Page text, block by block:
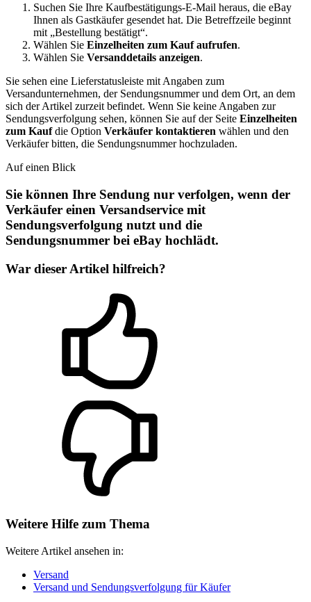
Suchen Sie Ihre Kaufbestätigungs-E-Mail heraus, die eBay
Ihnen als Gastkäufer gesendet hat. Die Betreffzeile beginnt
mit „Bestellung bestätigt“.
Wählen Sie Einzelheiten zum Kauf aufrufen.
Wählen Sie Versanddetails anzeigen.
Sie sehen eine Lieferstatusleiste mit Angaben zum
Versandunternehmen, der Sendungsnummer und dem Ort, an dem
sich der Artikel zurzeit befindet. Wenn Sie keine Angaben zur
Sendungsverfolgung sehen, können Sie auf der Seite Einzelheiten
zum Kaufdie Option Verkäufer kontaktieren wählen und den
Verkäufer bitten, die Sendungsnummer hochzuladen.
Auf einen Blick
Sie können Ihre Sendung nur verfolgen, wenn der
Verkäufer einen Versandservice mit
Sendungsverfolgung nutzt und die
Sendungsnummer bei eBay hochlädt.
War dieser Artikel hilfreich?
Weitere Hilfe zum Thema
Weitere Artikel ansehen in:
Versand
Versand und Sendungsverfolgung für Käufer